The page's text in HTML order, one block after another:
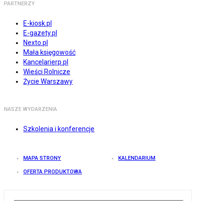
PARTNERZY
E-kiosk.pl
E-gazety.pl
Nexto.pl
Mała księgowość
Kancelarierp.pl
Wieści Rolnicze
Życie Warszawy
NASZE WYDARZENIA
Szkolenia i konferencje
MAPA STRONY KALENDARIUM
OFERTA PRODUKTOWA